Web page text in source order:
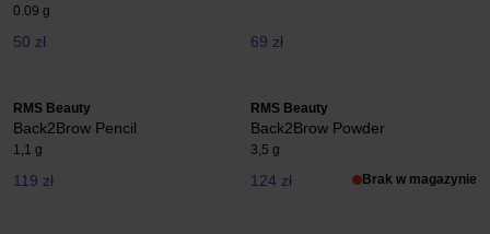
0.09 g
50 zł 69 zł
RMS Beauty
Back2Brow Pencil
1,1 g
119 zł
RMS Beauty
Back2Brow Powder
3,5 g
124 zł Brak w magazynie